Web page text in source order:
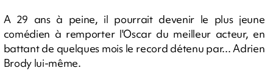
A 29 ans à peine, il pourrait devenir le plus jeune
comédien à remporter l'Oscar du meilleur acteur, en
battant de quelques mois le record détenu par... Adrien
Brody lui-même.